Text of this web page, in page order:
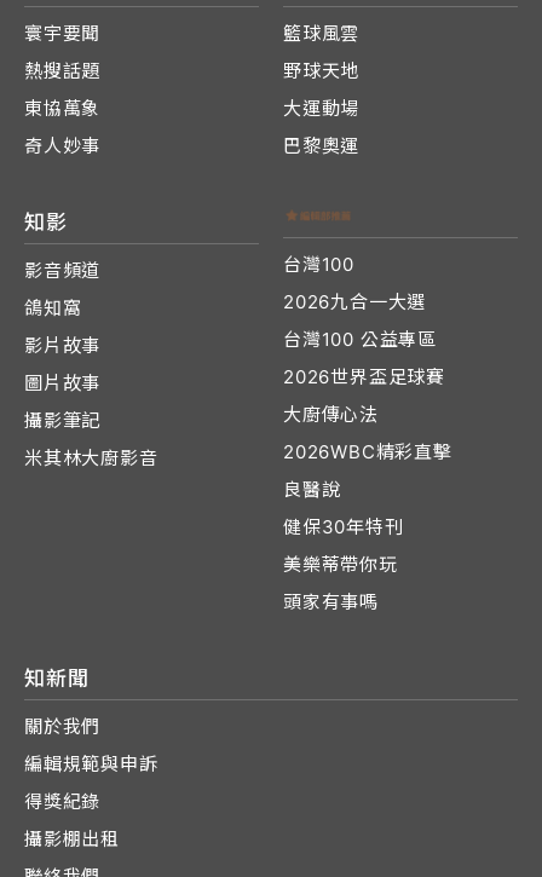
寰宇要聞
熱搜話題
東協萬象
奇人妙事
籃球風雲
野球天地
大運動場
巴黎奧運
知影
影音頻道
鴿知窩
影片故事
圖片故事
攝影筆記
米其林大廚影音
台灣100
2026九合一大選
台灣100 公益專區
2026世界盃足球賽
大廚傳心法
2026WBC精彩直擊
良醫說
健保30年特刊
美樂蒂帶你玩
頭家有事嗎
知新聞
關於我們
編輯規範與申訴
得獎紀錄
攝影棚出租